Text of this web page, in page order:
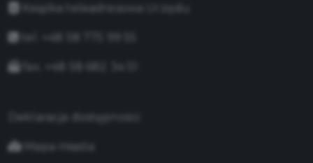
Książka teleadresowa Urzędu
Deklaracja dostępności
Mapa miasta